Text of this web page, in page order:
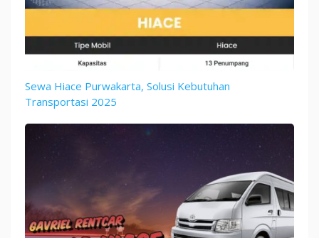
Sewa Hiace Purwakarta, Solusi Kebutuhan
Transportasi 2025